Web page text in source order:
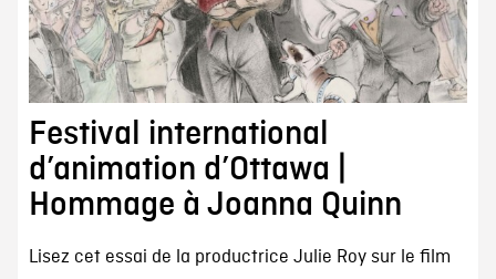
Festival international
d’animation d’Ottawa |
Hommage à Joanna Quinn
Lisez cet essai de la productrice Julie Roy sur le film